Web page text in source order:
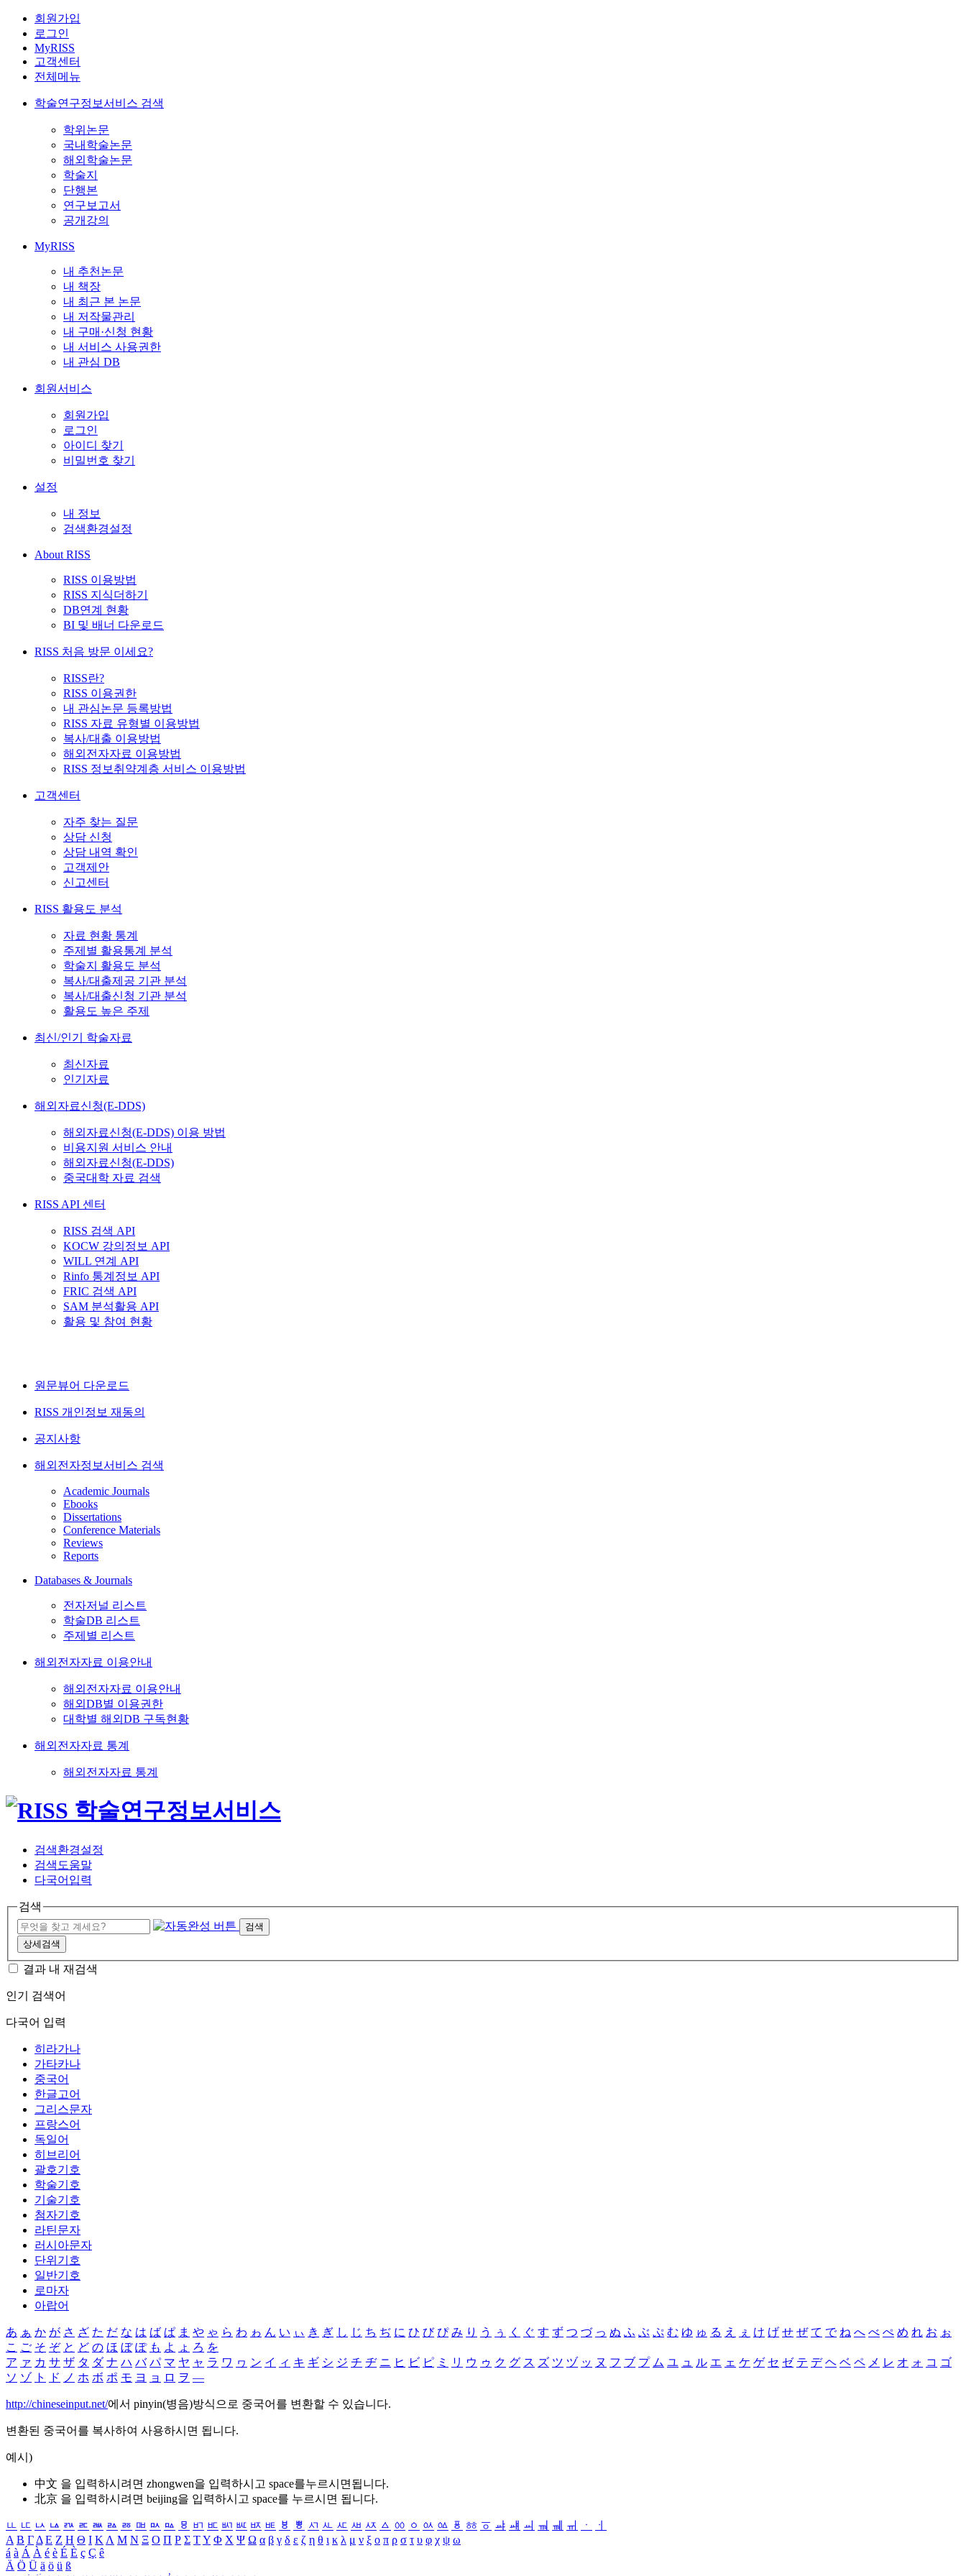
회원가입
로그인
MyRISS
고객센터
전체메뉴
학술연구정보서비스 검색
학위논문
국내학술논문
해외학술논문
학술지
단행본
연구보고서
공개강의
MyRISS
내 추천논문
내 책장
내 최근 본 논문
내 저작물관리
내 구매·신청 현황
내 서비스 사용권한
내 관심 DB
회원서비스
회원가입
로그인
아이디 찾기
비밀번호 찾기
설정
내 정보
검색환경설정
About RISS
RISS 이용방법
RISS 지식더하기
DB연계 현황
BI 및 배너 다운로드
RISS 처음 방문 이세요?
RISS란?
RISS 이용권한
내 관심논문 등록방법
RISS 자료 유형별 이용방법
복사/대출 이용방법
해외전자자료 이용방법
RISS 정보취약계층 서비스 이용방법
고객센터
자주 찾는 질문
상담 신청
상담 내역 확인
고객제안
신고센터
RISS 활용도 분석
자료 현황 통계
주제별 활용통계 분석
학술지 활용도 분석
복사/대출제공 기관 분석
복사/대출신청 기관 분석
활용도 높은 주제
최신/인기 학술자료
최신자료
인기자료
해외자료신청(E-DDS)
해외자료신청(E-DDS) 이용 방법
비용지원 서비스 안내
해외자료신청(E-DDS)
중국대학 자료 검색
RISS API 센터
RISS 검색 API
KOCW 강의정보 API
WILL 연계 API
Rinfo 통계정보 API
FRIC 검색 API
SAM 분석활용 API
활용 및 참여 현황
원문뷰어 다운로드
RISS 개인정보 재동의
공지사항
해외전자정보서비스 검색
Academic Journals
Ebooks
Dissertations
Conference Materials
Reviews
Reports
Databases & Journals
전자저널 리스트
학술DB 리스트
주제별 리스트
해외전자자료 이용안내
해외전자자료 이용안내
해외DB별 이용권한
대학별 해외DB 구독현황
해외전자자료 통계
해외전자자료 통계
검색환경설정
검색도움말
다국어입력
검색
검색
상세검색
결과 내 재검색
인기 검색어
다국어 입력
히라가나
가타카나
중국어
한글고어
그리스문자
프랑스어
독일어
히브리어
괄호기호
학술기호
기술기호
첨자기호
라틴문자
러시아문자
단위기호
일반기호
로마자
아랍어
あ ぁ か が さ ざ た だ な は ば ぱ ま や ゃ ら わ ゎ ん い ぃ き ぎ し じ ち ぢ に ひ び ぴ み り う ぅ く ぐ す ず つ づ っ ぬ ふ ぶ ぷ む ゆ ゅ る え ぇ け げ せ ぜ て で ね へ べ ぺ め れ お ぉ
こ ご そ ぞ と ど の ほ ぼ ぽ も よ ょ ろ を
ア ァ カ サ ザ タ ダ ナ ハ バ パ マ ヤ ャ ラ ワ ヮ ン イ ィ キ ギ シ ジ チ ヂ ニ ヒ ビ ピ ミ リ ウ ゥ ク グ ス ズ ツ ヅ ッ ヌ フ ブ プ ム ユ ュ ル エ ェ ケ ゲ セ ゼ テ デ ヘ ベ ペ メ レ オ ォ コ ゴ
ソ ゾ ト ド ノ ホ ボ ポ モ ヨ ョ ロ ヲ ―
http://chineseinput.net/에서 pinyin(병음)방식으로 중국어를 변환할 수 있습니다.
변환된 중국어를 복사하여 사용하시면 됩니다.
예시)
中文 을 입력하시려면 zhongwen을 입력하시고 space를누르시면됩니다.
北京 을 입력하시려면 beijing을 입력하시고 space를 누르시면 됩니다.
ㅥ ㅦ ㅧ ㅨ ㅩ ㅪ ㅫ ㅬ ㅭ ㅮ ㅯ ㅰ ㅱ ㅲ ㅳ ㅴ ㅵ ㅶ ㅷ ㅸ ㅹ ㅺ ㅻ ㅼ ㅽ ㅾ ㅿ ㆀ ㆁ ㆂ ㆃ ㆄ ㆅ ㆆ ㆇ ㆈ ㆉ ㆊ ㆋ ㆌ ㆍ
ㆎ
Α Β ΓΔ Ε Ζ Η Θ Ι ΚΛ Μ Ν Ξ Ο Π Ρ Σ ΤΥ Φ Χ Ψ Ω α β γ δ ε ζ η θ ι κ λ μ ν ξ ο π ρ σ τ υ φ χ ψ ω
á à Á À é è É È ç Ç ê
Ä Ö Ü ä ö ü ß